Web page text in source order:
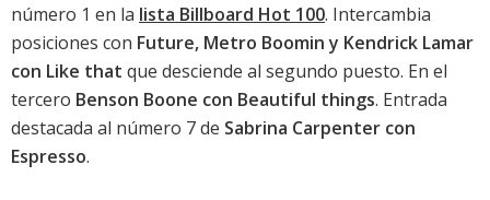
número 1 en la lista Billboard Hot 100. Intercambia
posiciones con Future, Metro Boomin y Kendrick Lamar
con Like that que desciende al segundo puesto. En el
tercero Benson Boone con Beautiful things. Entrada
destacada al número 7 de Sabrina Carpenter con
Espresso.